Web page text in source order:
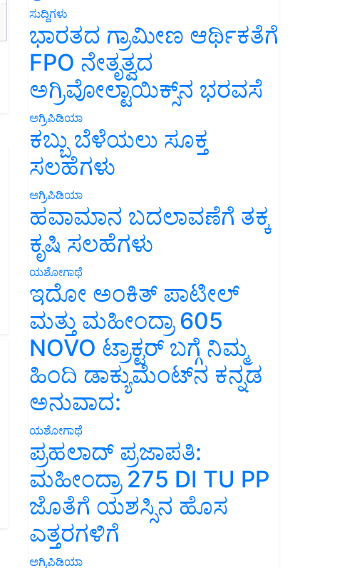
ಸುದ್ದಿಗಳು
ಭಾರತದ ಗ್ರಾಮೀಣ ಆರ್ಥಿಕತೆಗೆ
FPO ನೇತೃತ್ವದ
ಅಗ್ರಿವೋಲ್ಟಾಯಿಕ್ಸ್‌ನ ಭರವಸೆ
ಅಗ್ರಿಪಿಡಿಯಾ
ಕಬ್ಬು ಬೆಳೆಯಲು ಸೂಕ್ತ
ಸಲಹೆಗಳು
ಅಗ್ರಿಪಿಡಿಯಾ
ಹವಾಮಾನ ಬದಲಾವಣೆಗೆ ತಕ್ಕ
ಕೃಷಿ ಸಲಹೆಗಳು
ಯಶೋಗಾಥೆ
ಇದೋ ಅಂಕಿತ್ ಪಾಟೀಲ್
ಮತ್ತು ಮಹೀಂದ್ರಾ 605
NOVO ಟ್ರಾಕ್ಟರ್ ಬಗ್ಗೆ ನಿಮ್ಮ
ಹಿಂದಿ ಡಾಕ್ಯುಮೆಂಟ್‌ನ ಕನ್ನಡ
ಅನುವಾದ:
ಯಶೋಗಾಥೆ
ಪ್ರಹಲಾದ್ ಪ್ರಜಾಪತಿ:
ಮಹೀಂದ್ರಾ 275 DI TU PP
ಜೊತೆಗೆ ಯಶಸ್ಸಿನ ಹೊಸ
ಎತ್ತರಗಳಿಗೆ
ಅಗ್ರಿಪಿಡಿಯಾ